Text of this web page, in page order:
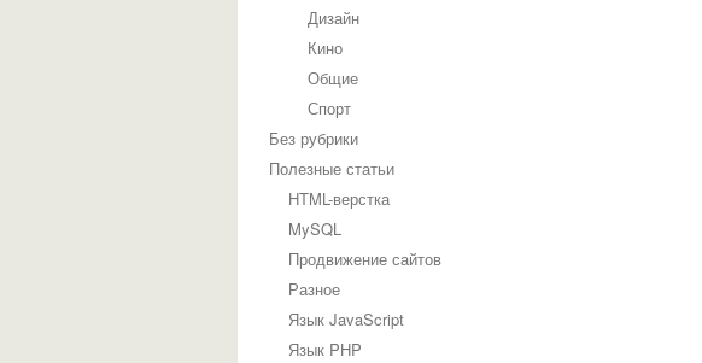
Дизайн
Кино
Общие
Спорт
Без рубрики
Полезные статьи
HTML-верстка
MySQL
Продвижение сайтов
Разное
Язык JavaScript
Язык PHP